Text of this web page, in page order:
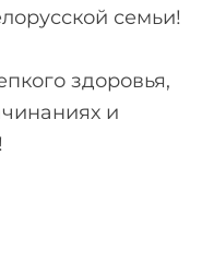
семьи!
здоровья,
и